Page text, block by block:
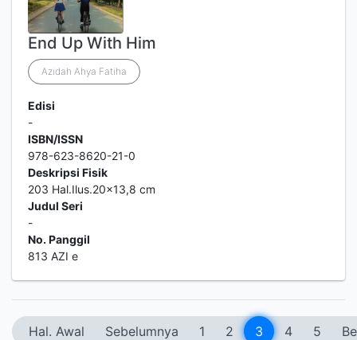
End Up With Him
Azidah Ahya Fatiha
Edisi
-
ISBN/ISSN
978-623-8620-21-0
Deskripsi Fisik
203 Hal.Ilus.20x13,8 cm
Judul Seri
-
No. Panggil
813 AZI e
Hal. Awal Sebelumnya 1 2 3 4 5